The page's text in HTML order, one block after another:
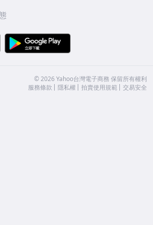
APP Store
©2026 Yahoo台灣電子商務 保留所有權利
服務條款
隱私權 拍賣使用規範 交易安全